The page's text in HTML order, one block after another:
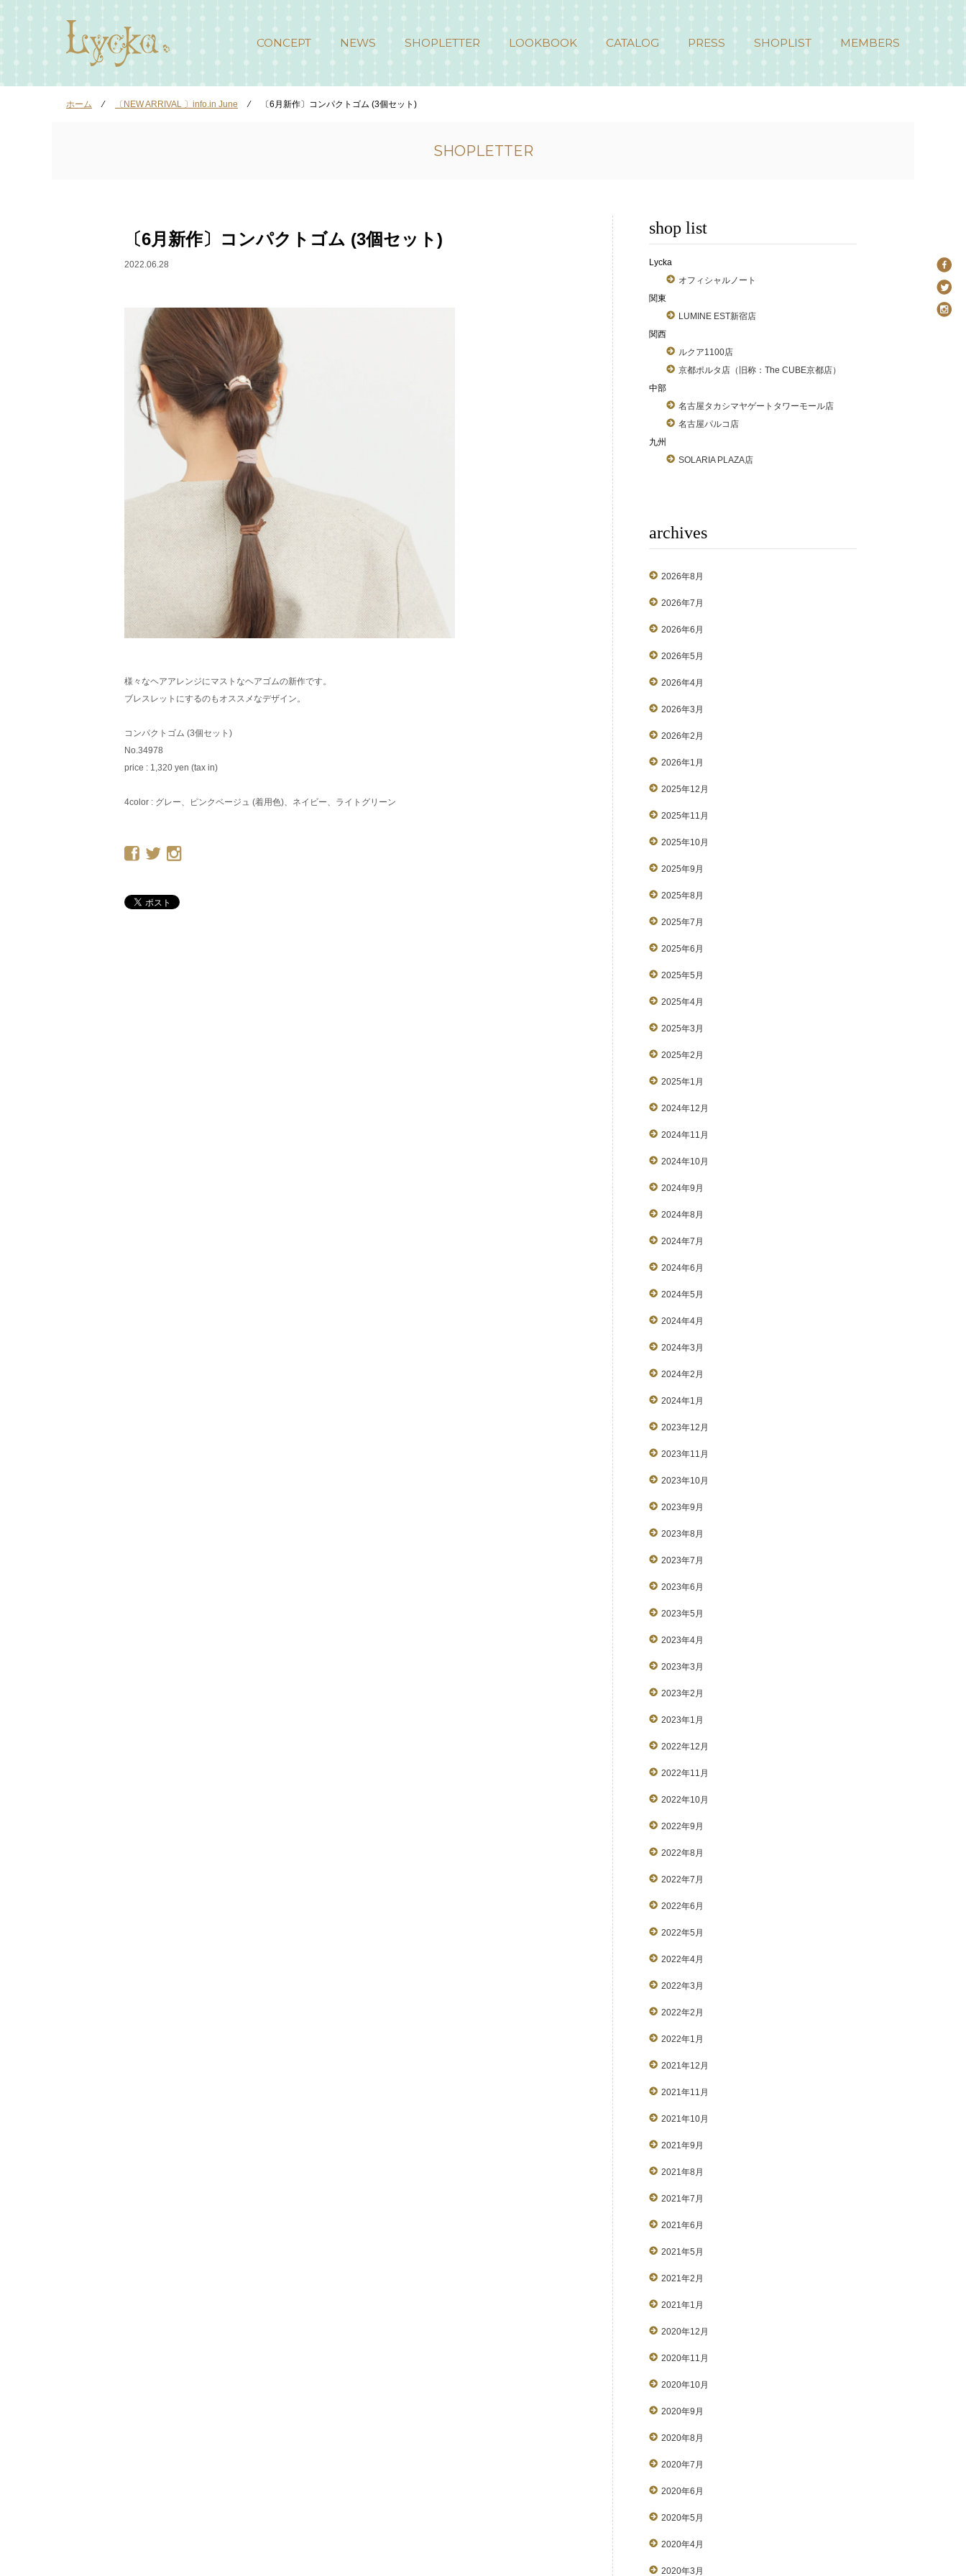
CONCEPT NEWS SHOPLETTER LOOKBOOK CATALOG PRESS SHOPLIST MEMBERS
ホーム ⁄ 〔NEW ARRIVAL 〕info.in June ⁄ 〔6月新作〕コンパクトゴム (3個セット)
SHOPLETTER
〔6月新作〕コンパクトゴム (3個セット)
2022.06.28
様々なヘアアレンジにマストなヘアゴムの新作です。
ブレスレットにするのもオススメなデザイン。
コンパクトゴム (3個セット)
No.34978
price : 1,320 yen (tax in)
4color : グレー、ピンクベージュ (着用色)、ネイビー、ライトグリーン
shop list
Lycka
オフィシャルノート
関東
LUMINE EST新宿店
関西
ルクア1100店
京都ポルタ店（旧称：The CUBE京都店）
中部
名古屋タカシマヤゲートタワーモール店
名古屋パルコ店
九州
SOLARIA PLAZA店
archives
2026年8月
2026年7月
2026年6月
2026年5月
2026年4月
2026年3月
2026年2月
2026年1月
2025年12月
2025年11月
2025年10月
2025年9月
2025年8月
2025年7月
2025年6月
2025年5月
2025年4月
2025年3月
2025年2月
2025年1月
2024年12月
2024年11月
2024年10月
2024年9月
2024年8月
2024年7月
2024年6月
2024年5月
2024年4月
2024年3月
2024年2月
2024年1月
2023年12月
2023年11月
2023年10月
2023年9月
2023年8月
2023年7月
2023年6月
2023年5月
2023年4月
2023年3月
2023年2月
2023年1月
2022年12月
2022年11月
2022年10月
2022年9月
2022年8月
2022年7月
2022年6月
2022年5月
2022年4月
2022年3月
2022年2月
2022年1月
2021年12月
2021年11月
2021年10月
2021年9月
2021年8月
2021年7月
2021年6月
2021年5月
2021年2月
2021年1月
2020年12月
2020年11月
2020年10月
2020年9月
2020年8月
2020年7月
2020年6月
2020年5月
2020年4月
2020年3月